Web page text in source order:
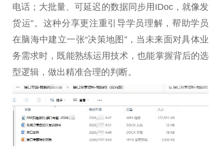
电话；大批量、可延迟的数据同步用IDoc，就像发
货运”。这种分享更注重引导学员理解，帮助学员
在脑海中建立一张“决策地图”，当未来面对具体业
务需求时，既能熟练运用技术，也能掌握背后的选
型逻辑，做出精准合理的判断。